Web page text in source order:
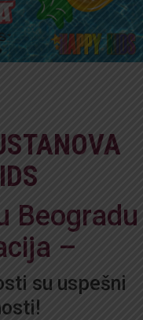
Beogradu
–
su uspešni